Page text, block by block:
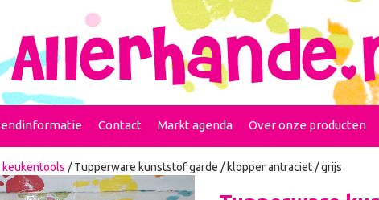
Contact Markt agenda Over onze producten
keukentools / Tupperware kunststof garde / klopper antraciet / grijs